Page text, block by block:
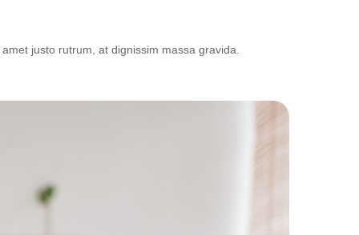
justo rutrum, at dignissim massa gravida.